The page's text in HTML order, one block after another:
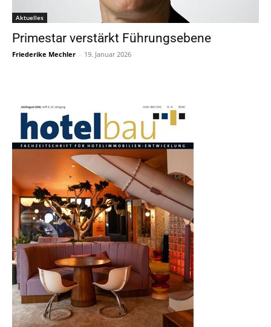
Aktuelles
Primestar verstärkt Führungsebene
Friederike Mechler - 19. Januar 2026